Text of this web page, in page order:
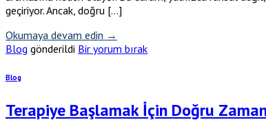
geçiriyor. Ancak, doğru […]
Okumaya devam edin →
Blog gönderildi Bir yorum bırak
Blog
Terapiye Başlamak İçin Doğru